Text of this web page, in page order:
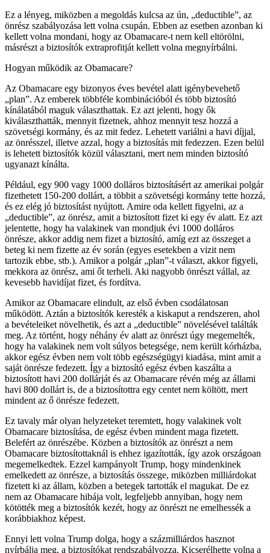
Ez a lényeg, miközben a megoldás kulcsa az ún, „deductible”, az
önrész szabályozása lett volna csupán. Ebben az esetben azonban ki
kellett volna mondani, hogy az Obamacare-t nem kell eltörölni,
másrészt a biztosítók extraprofitját kellett volna megnyírbálni.
Hogyan működik az Obamacare?
Az Obamacare egy bizonyos éves bevétel alatt igénybevehető
„plan”. Az emberek többféle kombinációból és több biztosító
kínálatából maguk választhattak. Ez azt jelenti, hogy ők
kiválaszthatták, mennyit fizetnek, ahhoz mennyit tesz hozzá a
szövetségi kormány, és az mit fedez. Lehetett variálni a havi díjjal,
az önrésszel, illetve azzal, hogy a biztosítás mit fedezzen. Ezen belül
is lehetett biztosítók közül választani, mert nem minden biztosító
ugyanazt kínálta.
Például, egy 900 vagy 1000 dolláros biztosításért az amerikai polgár
fizethetett 150-200 dollárt, a többit a szövetségi kormány tette hozzá,
és ez elég jó biztosítást nyújtott. Amire oda kellett figyelni, az a
„deductible”, az önrész, amit a biztosított fizet ki egy év alatt. Ez azt
jelentette, hogy ha valakinek van mondjuk évi 1000 dolláros
önrésze, akkor addig nem fizet a biztosító, amíg ezt az összeget a
beteg ki nem fizette az év során (egyes esetekben a vizit nem
tartozik ebbe, stb.). Amikor a polgár „plan”-t választ, akkor figyeli,
mekkora az önrész, ami őt terheli. Aki nagyobb önrészt vállal, az
kevesebb havidíjat fizet, és fordítva.
Amikor az Obamacare elindult, az első évben csodálatosan
működött. Aztán a biztosítók keresték a kiskaput a rendszeren, ahol
a bevételeiket növelhetik, és azt a „deductible” növelésével találták
meg. Az történt, hogy néhány év alatt az önrészt úgy megemelték,
hogy ha valakinek nem volt súlyos betegsége, nem került kórházba,
akkor egész évben nem volt több egészségügyi kiadása, mint amit a
saját önrésze fedezett. Így a biztosító egész évben kaszálta a
biztosított havi 200 dollárját és az Obamacare révén még az állami
havi 800 dollárt is, de a biztosítottra egy centet nem költött, mert
mindent az ő önrésze fedezett.
Ez tavaly már olyan helyzeteket teremtett, hogy valakinek volt
Obamacare biztosítása, de egész évben mindent maga fizetett.
Belefért az önrészébe. Közben a biztosítók az önrészt a nem
Obamacare biztosítottaknál is ehhez igazították, így azok országoan
megemelkedtek. Ezzel kampányolt Trump, hogy mindenkinek
emelkedett az önrésze, a biztosítás összege, miközben milliárdokat
fizetett ki az állam, közben a betegek tartották el magukat. De ez
nem az Obamacare hibája volt, legfeljebb annyiban, hogy nem
kötötték meg a biztosítók kezét, hogy az önrészt ne emelhessék a
korábbiakhoz képest.
Ennyi lett volna Trump dolga, hogy a százmilliárdos hasznot
nyírbálja meg, a biztosítókat rendszabályozza. Kicserélhette volna a